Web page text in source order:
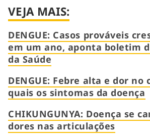
VEJA MAIS:
DENGUE: Casos prováveis
em um ano, aponta boletim
da Saúde
DENGUE: Febre alta e dor no
quais os sintomas da doença
CHIKUNGUNYA: Doença se
dores nas articulações